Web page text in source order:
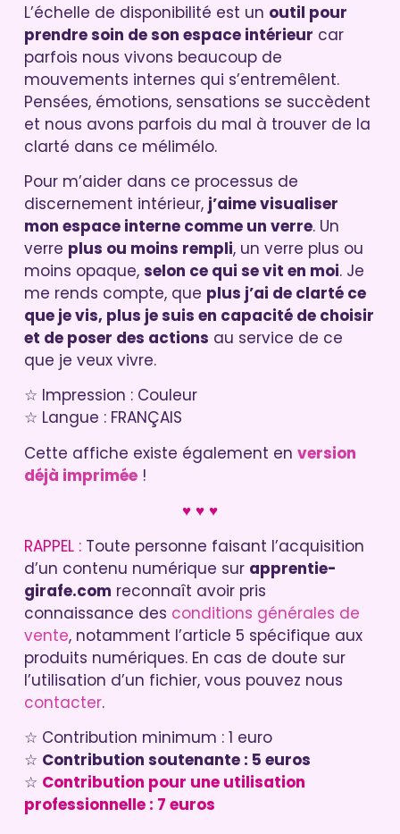
L’échelle de disponibilité est un outil pour
prendre soin de son espace intérieur car
parfois nous vivons beaucoup de
mouvements internes qui s’entremêlent.
Pensées, émotions, sensations se succèdent
et nous avons parfois du mal à trouver de la
clarté dans ce mélimélo.
Pour m’aider dans ce processus de
discernement intérieur, j’aime visualiser
mon espace interne comme un verre. Un
verre plus ou moins rempli, un verre plus ou
moins opaque, selon ce qui se vit en moi. Je
me rends compte, que plus j’ai de clarté ce
que je vis, plus je suis en capacité de choisir
et de poser des actions au service de ce
que je veux vivre.
☆ Impression : Couleur
☆ Langue : FRANÇAIS
Cette affiche existe également en version
déjà imprimée !
♥ ♥ ♥
RAPPEL : Toute personne faisant l’acquisition
d’un contenu numérique sur apprentie-
girafe.com reconnaît avoir pris
connaissance des conditions générales de
vente, notamment l’article 5 spécifique aux
produits numériques. En cas de doute sur
l’utilisation d’un fichier, vous pouvez nous
contacter.
☆ Contribution minimum : 1 euro
☆ Contribution soutenante : 5 euros
☆ Contribution pour une utilisation
professionnelle : 7 euros